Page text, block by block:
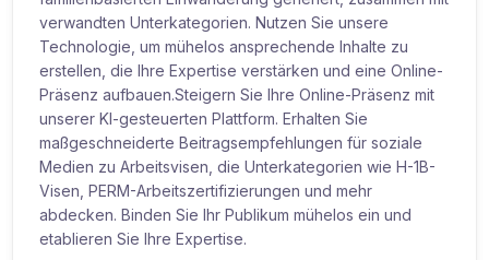
verwandten Unterkategorien. Nutzen Sie unsere
Technologie, um mühelos ansprechende Inhalte zu
erstellen, die Ihre Expertise verstärken und eine Online-
Präsenz aufbauen.Steigern Sie Ihre Online-Präsenz mit
unserer KI-gesteuerten Plattform. Erhalten Sie
maßgeschneiderte Beitragsempfehlungen für soziale
Medien zu Arbeitsvisen, die Unterkategorien wie H-1B-
Visen, PERM-Arbeitszertifizierungen und mehr
abdecken. Binden Sie Ihr Publikum mühelos ein und
etablieren Sie Ihre Expertise.